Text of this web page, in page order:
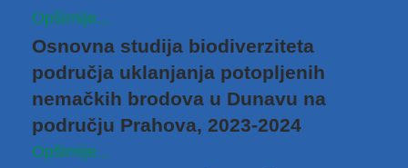
Opširnije...
Osnovna studija biodiverziteta
područja uklanjanja potopljenih
nemačkih brodova u Dunavu na
području Prahova, 2023-2024
Opširnije...